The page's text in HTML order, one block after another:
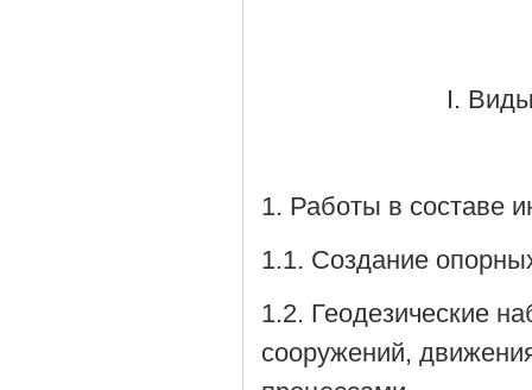
I.
1. Работы в составе
1.1. Создание
1.2. Геодезические
сооружений,